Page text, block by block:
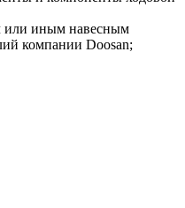
или иным навесным
компании Doosan;